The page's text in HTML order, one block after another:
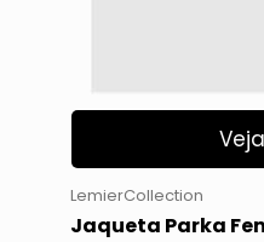
LemierCollection
Jaqueta Parka